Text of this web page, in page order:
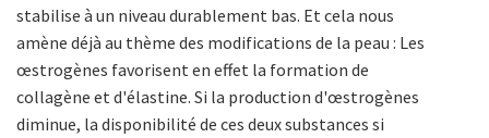
stabilise à un niveau durablement bas. Et cela nous
amène déjà au thème des modifications de la peau : Les
œstrogènes favorisent en effet la formation de
collagène et d'élastine. Si la production d'œstrogènes
diminue, la disponibilité de ces deux substances si